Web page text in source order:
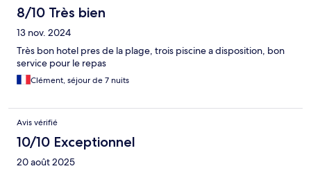
8/10 Très bien
13 nov. 2024
Très bon hotel pres de la plage, trois piscine a disposition, bon
service pour le repas
Clément, séjour de 7 nuits
Avis vérifié
10/10 Exceptionnel
20 août 2025